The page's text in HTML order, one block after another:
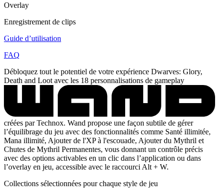
Overlay
Enregistrement de clips
Guide d’utilisation
FAQ
Débloquez tout le potentiel de votre expérience Dwarves: Glory,
Death and Loot avec les 18 personnalisations de gameplay
créées par Technox. Wand propose une façon subtile de gérer
l’équilibrage du jeu avec des fonctionnalités comme Santé illimitée,
Mana illimité, Ajouter de l'XP à l'escouade, Ajouter du Mythril et
Chutes de Mythril Permanentes, vous donnant un contrôle précis
avec des options activables en un clic dans l’application ou dans
l’overlay en jeu, accessible avec le raccourci Alt + W.
Collections sélectionnées pour chaque style de jeu